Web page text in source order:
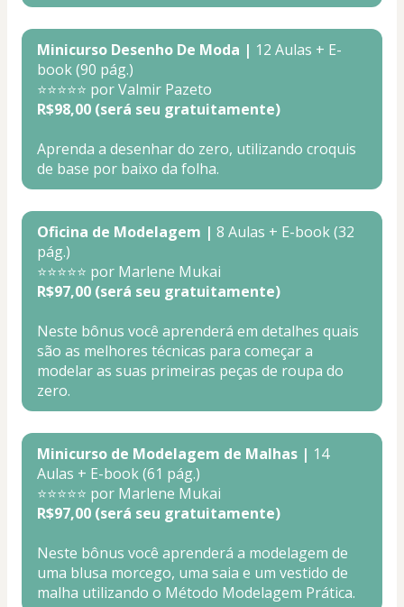
Minicurso Desenho De Moda | 12 Aulas + E-
book (90 pág.)
⭐⭐⭐⭐⭐ por Valmir Pazeto
R$98,00 (será seu gratuitamente)
Aprenda a desenhar do zero, utilizando croquis
de base por baixo da folha.
Oficina de Modelagem | 8 Aulas + E-book (32
pág.)
⭐⭐⭐⭐⭐ por Marlene Mukai
R$97,00 (será seu gratuitamente)
Neste bônus você aprenderá em detalhes quais
são as melhores técnicas para começar a
modelar as suas primeiras peças de roupa do
zero.
Minicurso de Modelagem de Malhas | 14
Aulas + E-book (61 pág.)
⭐⭐⭐⭐⭐ por Marlene Mukai
R$97,00 (será seu gratuitamente)
Neste bônus você aprenderá a modelagem de
uma blusa morcego, uma saia e um vestido de
malha utilizando o Método Modelagem Prática.